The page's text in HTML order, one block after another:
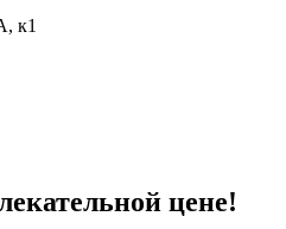
к1
цене!